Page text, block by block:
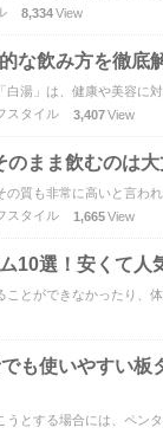
8,334View
な飲み方を徹底
湯」は、健康や美容に
スタイル 3,407View
のまま飲むのは大
の質も非常に高いと言わ
スタイル 1,665View
10選！安くて人
とができなかったり、
も使いやすい板
とする場合には、ペン